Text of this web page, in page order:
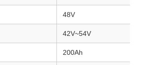
48V
42V~54V
200Ah